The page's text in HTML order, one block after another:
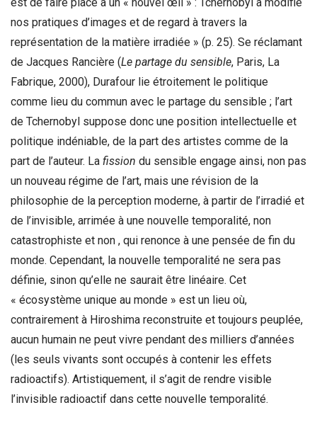
nos pratiques d’images et de regard à travers la
représentation de la matière irradiée » (p. 25). Se réclamant
de Jacques Rancière (Le partage du sensible, Paris, La
Fabrique, 2000), Durafour lie étroitement le politique
comme lieu du commun avec le partage du sensible ; l’art
de Tchernobyl suppose donc une position intellectuelle et
politique indéniable, de la part des artistes comme de la
part de l’auteur. La fission du sensible engage ainsi, non pas
un nouveau régime de l’art, mais une révision de la
philosophie de la perception moderne, à partir de l’irradié et
de l’invisible, arrimée à une nouvelle temporalité, non
catastrophiste et non , qui renonce à une pensée de fin du
monde. Cependant, la nouvelle temporalité ne sera pas
définie, sinon qu’elle ne saurait être linéaire. Cet
« écosystème unique au monde » est un lieu où,
contrairement à Hiroshima reconstruite et toujours peuplée,
aucun humain ne peut vivre pendant des milliers d’années
(les seuls vivants sont occupés à contenir les effets
radioactifs). Artistiquement, il s’agit de rendre visible
l’invisible radioactif dans cette nouvelle temporalité.